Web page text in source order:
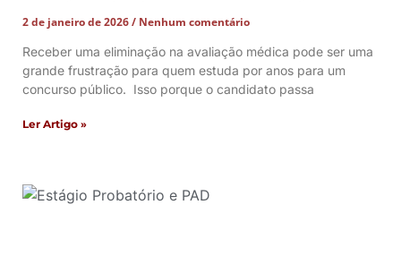
2 de janeiro de 2026
Nenhum comentário
Receber uma eliminação na avaliação médica pode ser uma
grande frustração para quem estuda por anos para um
concurso público. Isso porque o candidato passa
Ler Artigo »